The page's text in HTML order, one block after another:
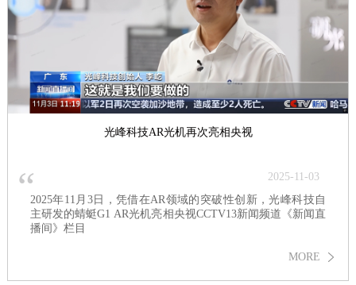
光峰科技AR光机再次亮相央视
“
2025-11-03
2025年11月3日，凭借在AR领域的突破性创新，光峰科技自
主研发的蜻蜓G1 AR光机亮相央视CCTV13新闻频道《新闻直
播间》栏目
MORE